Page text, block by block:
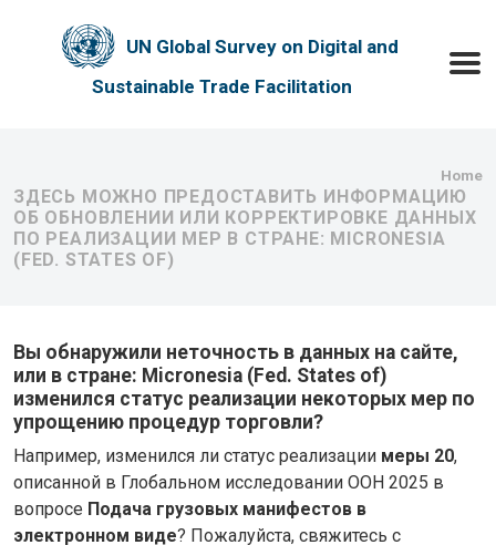
UN Global Survey on Digital and
Sustainable Trade Facilitation
Home
ЗДЕСЬ МОЖНО ПРЕДОСТАВИТЬ ИНФОРМАЦИЮ
ОБ ОБНОВЛЕНИИ ИЛИ КОРРЕКТИРОВКЕ ДАННЫХ
ПО РЕАЛИЗАЦИИ МЕР В СТРАНЕ: MICRONESIA
(FED. STATES OF)
Вы обнаружили неточность в данных на сайте,
или в стране: Micronesia (Fed. States of)
изменился статус реализации некоторых мер по
упрощению процедур торговли?
Например, изменился ли статус реализации меры 20,
описанной в Глобальном исследовании ООН 2025 в
вопросе Подача грузовых манифестов в
электронном виде? Пожалуйста, свяжитесь с